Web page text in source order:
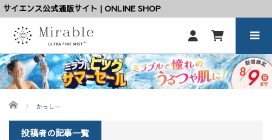
サイエンス公式通販サイト | ONLINE SHOP
ホーム かっしー
投稿者の記事一覧